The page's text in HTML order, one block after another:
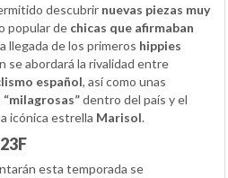
descubrir nuevas piezas muy
popular de chicas que afirmaban
llegada de los primeros hippies
se abordará la rivalidad entre
español, así como unas
dentro del país y el
icónica estrella Marisol.
esta temporada se